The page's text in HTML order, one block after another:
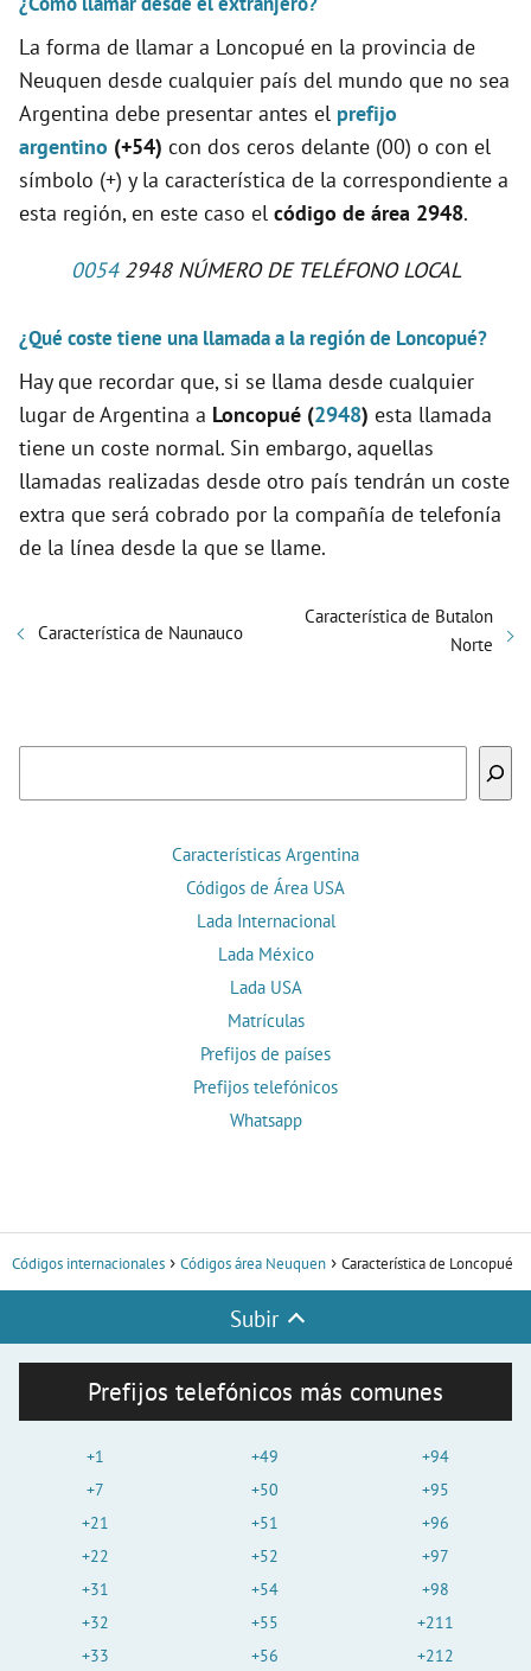
La forma de llamar a Loncopué en la provincia de
Neuquen desde cualquier país del mundo que no sea
Argentina debe presentar antes el prefijo
argentino (+54) con dos ceros delante (00) o con el
símbolo (+) y la característica de la correspondiente a
esta región, en este caso el código de área 2948.
00542948 NÚMERO DE TELÉFONO LOCAL
¿Qué coste tiene una llamada a la región de Loncopué?
Hay que recordar que, si se llama desde cualquier
lugar de Argentina a Loncopué (2948) esta llamada
tiene un coste normal. Sin embargo, aquellas
llamadas realizadas desde otro país tendrán un coste
extra que será cobrado por la compañía de telefonía
de la línea desde la que se llame.
Característica de Naunauco
Característica de Butalon
Norte
Características Argentina
Códigos de Área USA
Lada Internacional
Lada México
Lada USA
Matrículas
Prefijos de países
Prefijos telefónicos
Whatsapp
Códigos internacionales Códigos área Neuquen Característica de Loncopué
Subir
Prefijos telefónicos más comunes
+1
+7
+21
+22
+31
+32
+33
+49
+50
+51
+52
+54
+55
+56
+94
+95
+96
+97
+98
+211
+212